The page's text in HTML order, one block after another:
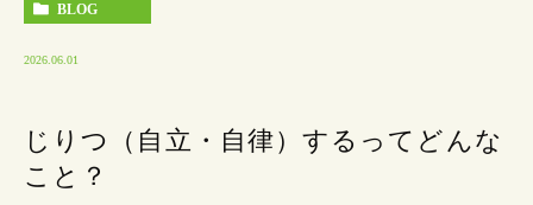
BLOG
2026.06.01
じりつ（自立・自律）するってどんな
こと？